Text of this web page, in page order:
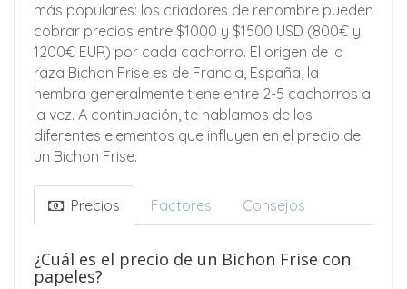
más populares: los criadores de renombre pueden
cobrar precios entre $1000 y $1500 USD (800€ y
1200€ EUR) por cada cachorro. El origen de la
raza Bichon Frise es de Francia, España, la
hembra generalmente tiene entre 2-5 cachorros a
la vez. A continuación, te hablamos de los
diferentes elementos que influyen en el precio de
un Bichon Frise.
Precios Factores Consejos
¿Cuál es el precio de un Bichon Frise con
papeles?